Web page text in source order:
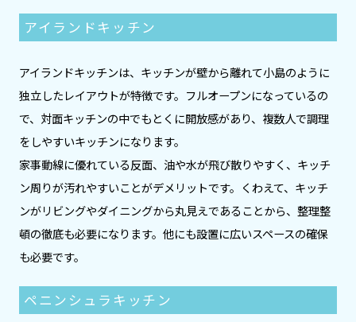
アイランドキッチン
アイランドキッチンは、キッチンが壁から離れて小島のように
独立したレイアウトが特徴です。フルオープンになっているの
で、対面キッチンの中でもとくに開放感があり、複数人で調理
をしやすいキッチンになります。
家事動線に優れている反面、油や水が飛び散りやすく、キッチ
ン周りが汚れやすいことがデメリットです。くわえて、キッチ
ンがリビングやダイニングから丸見えであることから、整理整
頓の徹底も必要になります。他にも設置に広いスペースの確保
も必要です。
ペニンシュラキッチン